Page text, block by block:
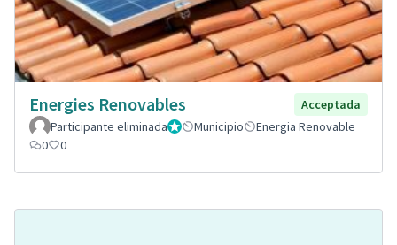
Energies Renovables
Acceptada
Participante eliminadaAdministrador
Municipio
Energia Renovable
0
0